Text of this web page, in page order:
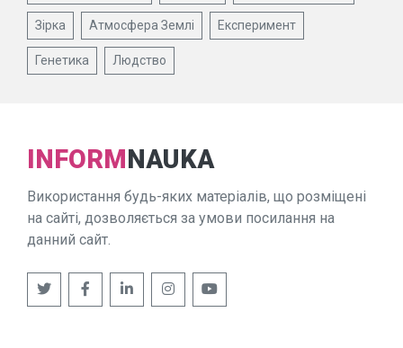
Зірка Атмосфера Землі Експеримент
Генетика Людство
INFORMNAUKA
Використання будь-яких матеріалів, що розміщені
на сайті, дозволяється за умови посилання на
данний сайт.